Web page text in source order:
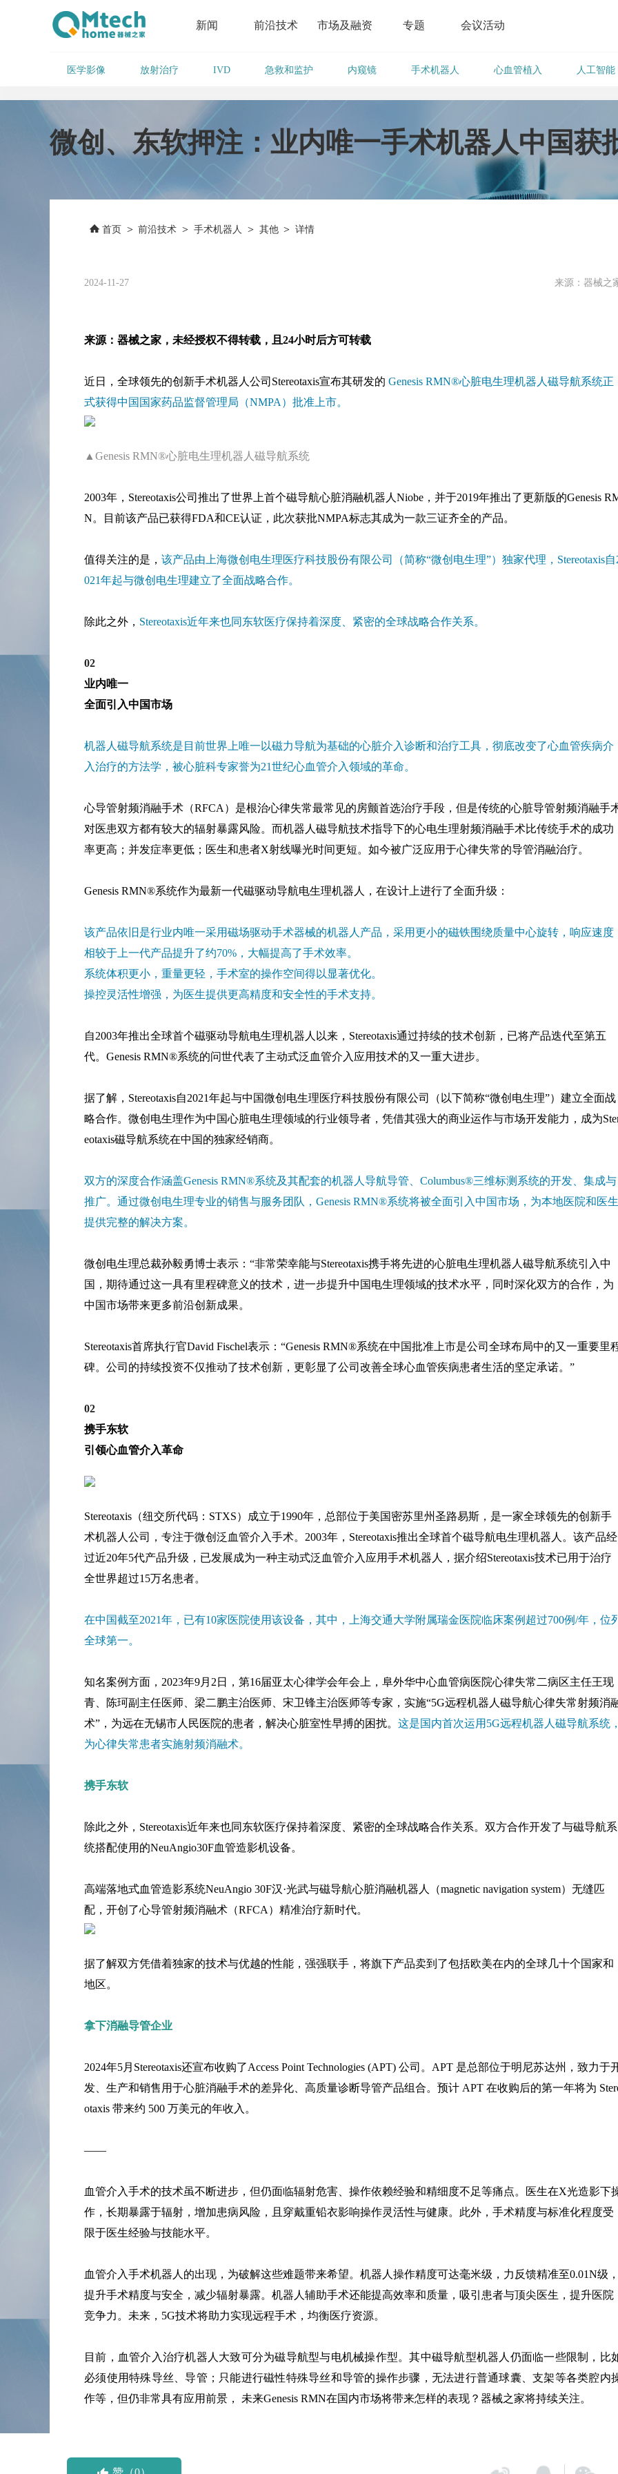
新闻 前沿技术 市场及融资 专题 会议活动
医学影像 放射治疗 IVD 急救和监护 内窥镜 手术机器人 心血管植入 人工智能
微创、东软押注：业内唯一手术机器人中国获
首页 > 前沿技术 > 手术机器人 > 其他 > 详情
2024-11-27 来源：器械之
来源：器械之家，未经授权不得转载，且24小时后方可转载
近日，全球领先的创新手术机器人公司Stereotaxis宣布其研发的 Genesis RMN®心脏电生理机器人磁导航系统正
式获得中国国家药品监督管理局（NMPA）批准上市。
▲Genesis RMN®心脏电生理机器人磁导航系统
2003年，Stereotaxis公司推出了世界上首个磁导航心脏消融机器人Niobe，并于2019年推出了更新版的Genesis
N。目前该产品已获得FDA和CE认证，此次获批NMPA标志其成为一款三证齐全的产品。
值得关注的是， 该产品由上海微创电生理医疗科技股份有限公司（简称“微创电生理”）独家代理，Stereotaxis自
021年起与微创电生理建立了全面战略合作。
除此之外， Stereotaxis近年来也同东软医疗保持着深度、紧密的全球战略合作关系。
02
业内唯一
全面引入中国市场
机器人磁导航系统是目前世界上唯一以磁力导航为基础的心脏介入诊断和治疗工具，彻底改变了心血管疾病介
入治疗的方法学，被心脏科专家誉为21世纪心血管介入领域的革命。
心导管射频消融手术（RFCA）是根治心律失常最常见的房颤首选治疗手段，但是传统的心脏导管射频消融手
对医患双方都有较大的辐射暴露风险。而机器人磁导航技术指导下的心电生理射频消融手术比传统手术的成功
率更高；并发症率更低；医生和患者X射线曝光时间更短。如今被广泛应用于心律失常的导管消融治疗。
Genesis RMN®系统作为最新一代磁驱动导航电生理机器人，在设计上进行了全面升级：
该产品依旧是行业内唯一采用磁场驱动手术器械的机器人产品，采用更小的磁铁围绕质量中心旋转，响应速度
相较于上一代产品提升了约70%，大幅提高了手术效率。
系统体积更小，重量更轻，手术室的操作空间得以显著优化。
操控灵活性增强，为医生提供更高精度和安全性的手术支持。
自2003年推出全球首个磁驱动导航电生理机器人以来，Stereotaxis通过持续的技术创新，已将产品迭代至第五
代。Genesis RMN®系统的问世代表了主动式泛血管介入应用技术的又一重大进步。
据了解，Stereotaxis自2021年起与中国微创电生理医疗科技股份有限公司（以下简称“微创电生理”）建立全面战
略合作。微创电生理作为中国心脏电生理领域的行业领导者，凭借其强大的商业运作与市场开发能力，成为
eotaxis磁导航系统在中国的独家经销商。
双方的深度合作涵盖Genesis RMN®系统及其配套的机器人导航导管、Columbus®三维标测系统的开发、集成与
推广。通过微创电生理专业的销售与服务团队，Genesis RMN®系统将被全面引入中国市场，为本地医院和医生
提供完整的解决方案。
微创电生理总裁孙毅勇博士表示：“非常荣幸能与Stereotaxis携手将先进的心脏电生理机器人磁导航系统引入中
国，期待通过这一具有里程碑意义的技术，进一步提升中国电生理领域的技术水平，同时深化双方的合作，为
中国市场带来更多前沿创新成果。
Stereotaxis首席执行官David Fischel表示：“Genesis RMN®系统在中国批准上市是公司全球布局中的又一重要里
碑。公司的持续投资不仅推动了技术创新，更彰显了公司改善全球心血管疾病患者生活的坚定承诺。”
02
携手东软
引领心血管介入革命
Stereotaxis（纽交所代码：STXS）成立于1990年，总部位于美国密苏里州圣路易斯，是一家全球领先的创新手
术机器人公司，专注于微创泛血管介入手术。2003年，Stereotaxis推出全球首个磁导航电生理机器人。该产品经
过近20年5代产品升级，已发展成为一种主动式泛血管介入应用手术机器人，据介绍Stereotaxis技术已用于治疗
全世界超过15万名患者。
在中国截至2021年，已有10家医院使用该设备，其中，上海交通大学附属瑞金医院临床案例超过700例/年，位
全球第一。
知名案例方面，2023年9月2日，第16届亚太心律学会年会上，阜外华中心血管病医院心律失常二病区主任王现
青、陈珂副主任医师、梁二鹏主治医师、宋卫锋主治医师等专家，实施“5G远程机器人磁导航心律失常射频消
术”，为远在无锡市人民医院的患者，解决心脏室性早搏的困扰。 这是国内首次运用5G远程机器人磁导航系统
为心律失常患者实施射频消融术。
携手东软
除此之外，Stereotaxis近年来也同东软医疗保持着深度、紧密的全球战略合作关系。双方合作开发了与磁导航系
统搭配使用的NeuAngio30F血管造影机设备。
高端落地式血管造影系统NeuAngio 30F汉·光武与磁导航心脏消融机器人（magnetic navigation system）无缝匹
配，开创了心导管射频消融术（RFCA）精准治疗新时代。
据了解双方凭借着独家的技术与优越的性能，强强联手，将旗下产品卖到了包括欧美在内的全球几十个国家和
地区。
拿下消融导管企业
2024年5月Stereotaxis还宣布收购了Access Point Technologies (APT) 公司。APT 是总部位于明尼苏达州，致力于
发、生产和销售用于心脏消融手术的差异化、高质量诊断导管产品组合。预计 APT 在收购后的第一年将为
otaxis 带来约 500 万美元的年收入。
——
血管介入手术的技术虽不断进步，但仍面临辐射危害、操作依赖经验和精细度不足等痛点。医生在X光造影下
作，长期暴露于辐射，增加患病风险，且穿戴重铅衣影响操作灵活性与健康。此外，手术精度与标准化程度受
限于医生经验与技能水平。
血管介入手术机器人的出现，为破解这些难题带来希望。机器人操作精度可达毫米级，力反馈精准至0.01N级
提升手术精度与安全，减少辐射暴露。机器人辅助手术还能提高效率和质量，吸引患者与顶尖医生，提升医院
竞争力。未来，5G技术将助力实现远程手术，均衡医疗资源。
目前，血管介入治疗机器人大致可分为磁导航型与电机械操作型。其中磁导航型机器人仍面临一些限制，比
必须使用特殊导丝、导管；只能进行磁性特殊导丝和导管的操作步骤，无法进行普通球囊、支架等各类腔内
作等，但仍非常具有应用前景， 未来Genesis RMN在国内市场将带来怎样的表现？器械之家将持续关注。